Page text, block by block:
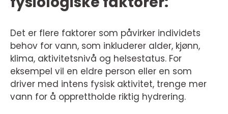
Det er flere faktorer som påvirker individets
behov for vann, som inkluderer alder, kjønn,
klima, aktivitetsnivå og helsestatus. For
eksempel vil en eldre person eller en som
driver med intens fysisk aktivitet, trenge mer
vann for å opprettholde riktig hydrering.